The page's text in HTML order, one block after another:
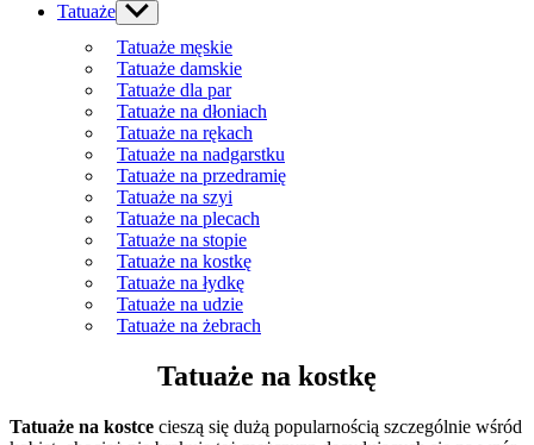
Tatuaże Show
sub
menu
Tatuaże męskie
Tatuaże damskie
Tatuaże dla par
Tatuaże na dłoniach
Tatuaże na rękach
Tatuaże na nadgarstku
Tatuaże na przedramię
Tatuaże na szyi
Tatuaże na plecach
Tatuaże na stopie
Tatuaże na kostkę
Tatuaże na łydkę
Tatuaże na udzie
Tatuaże na żebrach
Tatuaże na kostkę
Tatuaże na kostce cieszą się dużą popularnością szczególnie wśród